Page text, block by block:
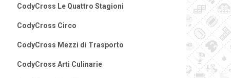
CodyCross Le Quattro Stagioni
CodyCross Circo
CodyCross Mezzi di Trasporto
CodyCross Arti Culinarie